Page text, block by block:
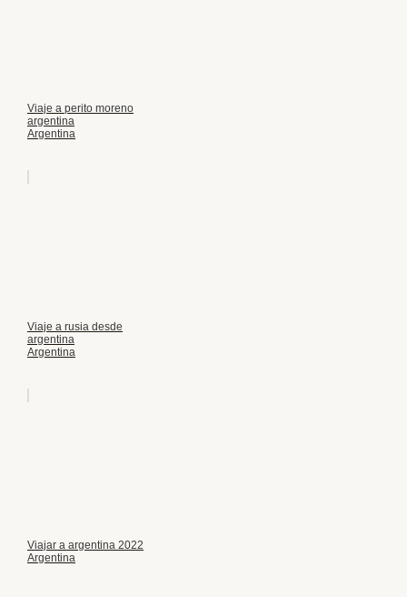
Viaje a perito moreno
argentina
Argentina
Viaje a rusia desde
argentina
Argentina
Viajar a argentina 2022
Argentina